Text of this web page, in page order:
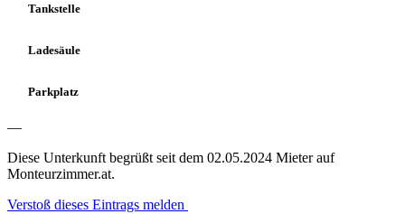
Tankstelle
Ladesäule
Parkplatz
—
Diese Unterkunft begrüßt seit dem 02.05.2024 Mieter auf
Monteurzimmer.at.
Verstoß dieses Eintrags melden